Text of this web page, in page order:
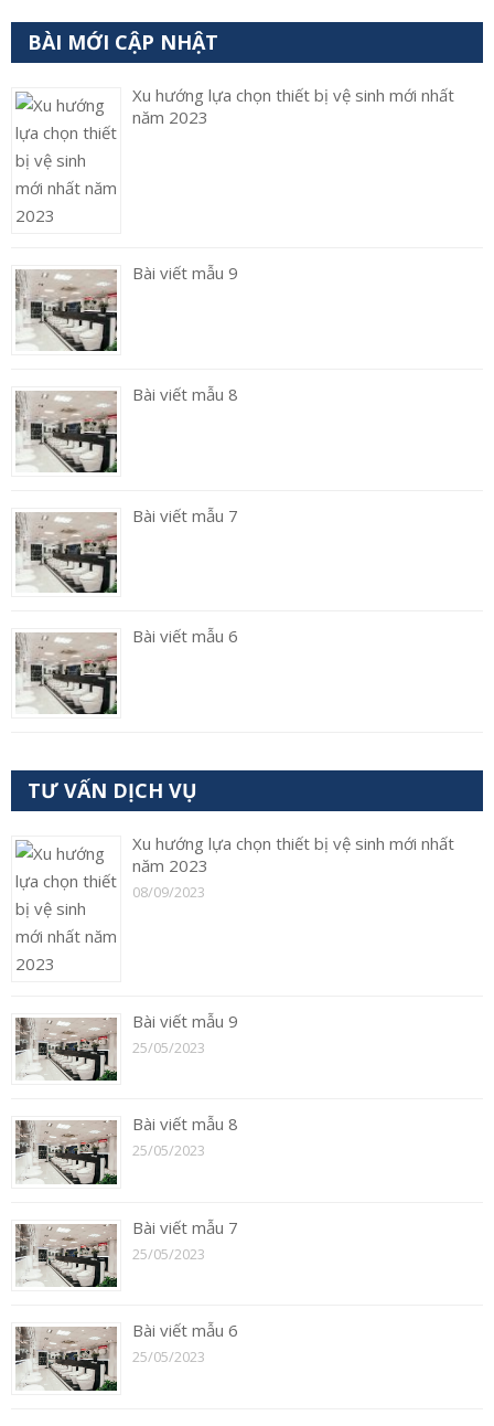
BÀI MỚI CẬP NHẬT
Xu hướng lựa chọn thiết bị vệ sinh mới nhất
năm 2023
Bài viết mẫu 9
Bài viết mẫu 8
Bài viết mẫu 7
Bài viết mẫu 6
TƯ VẤN DỊCH VỤ
Xu hướng lựa chọn thiết bị vệ sinh mới nhất
năm 2023
08/09/2023
Bài viết mẫu 9
25/05/2023
Bài viết mẫu 8
25/05/2023
Bài viết mẫu 7
25/05/2023
Bài viết mẫu 6
25/05/2023